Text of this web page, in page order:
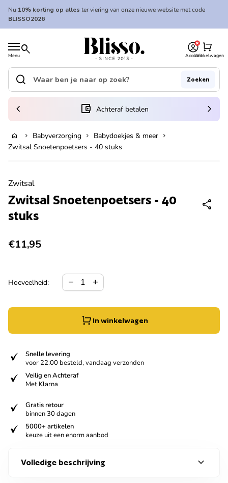
In winkelwagen
Overslaan naar inhoud
Nu 10% korting op alles ter viering van onze nieuwe website met code
BLISSO2026
Menu search
Home
AccountWinkelwagen
shopping_cart
Home
Zoek op"
search Zoeken
(link opent in nieuw tabblad/venster)
account_balance_wallet Achteraf betalen
chevron_left chevron_right
home chevron_right Babyverzorging chevron_right Babydoekjes & meer chevron_right
Zwitsal Snoetenpoetsers - 40 stuks
Zwitsal
Zwitsal Snoetenpoetsers - 40
stuks
share
Normale prijs
€11,95
Hoeveelheid:
Hoeveelheid verlagen voor
remove
Verhoog de hoeveelheid voor
add
In winkelwagen
verified
Snelle levering
voor 22:00 besteld, vandaag verzonden
verified
Veilig en Achteraf
Met Klarna
verified
Gratis retour
binnen 30 dagen
verified
5000+ artikelen
keuze uit een enorm aanbod
Volledige beschrijving expand_more